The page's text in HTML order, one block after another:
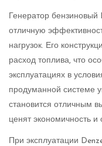
Генератор бензиновый
отличную
нагрузок. Его
расход топлива, что
эксплуатациях в
продуманной системе
становится отличным
ценят экономичность и
При эксплуатации